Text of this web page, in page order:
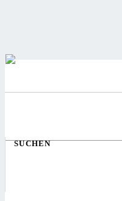
SUCHEN